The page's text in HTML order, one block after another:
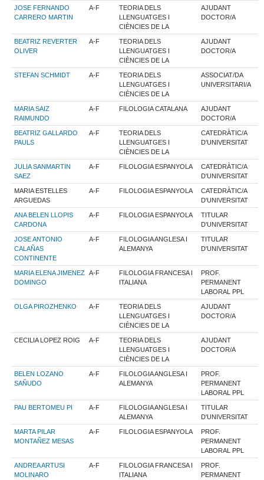
JOSE FERNANDO
CARRERO MARTIN
A-F
TEORIA DELS
LLENGUATGES I
CIÈNCIES DE LA
AJUDANT
DOCTOR/A
BEATRIZ REVERTER
OLIVER
A-F
TEORIA DELS
LLENGUATGES I
CIÈNCIES DE LA
AJUDANT
DOCTOR/A
STEFAN SCHMIDT A-F
TEORIA DELS
LLENGUATGES I
CIÈNCIES DE LA
ASSOCIAT/DA
UNIVERSITARI/A
MARIA SAIZ
RAIMUNDO
A-F FILOLOGIA CATALANA
AJUDANT
DOCTOR/A
BEATRIZ GALLARDO
PAULS
A-F
TEORIA DELS
LLENGUATGES I
CIÈNCIES DE LA
CATEDRÀTIC/A
D'UNIVERSITAT
JULIA SANMARTIN
SAEZ
A-F FILOLOGIA ESPANYOLA
CATEDRÀTIC/A
D'UNIVERSITAT
MARIA ESTELLES
ARGUEDAS
A-F FILOLOGIA ESPANYOLA
CATEDRÀTIC/A
D'UNIVERSITAT
ANA BELEN LLOPIS
CARDONA
A-F FILOLOGIA ESPANYOLA
TITULAR
D'UNIVERSITAT
JOSE ANTONIO
CALAÑAS
CONTINENTE
A-F
FILOLOGIA ANGLESA I
ALEMANYA
TITULAR
D'UNIVERSITAT
MARIA ELENA JIMENEZ
DOMINGO
A-F
FILOLOGIA FRANCESA I
ITALIANA
PROF.
PERMANENT
LABORAL PPL
OLGA PIROZHENKO A-F
TEORIA DELS
LLENGUATGES I
CIÈNCIES DE LA
AJUDANT
DOCTOR/A
CECILIA LOPEZ ROIG A-F
TEORIA DELS
LLENGUATGES I
CIÈNCIES DE LA
AJUDANT
DOCTOR/A
BELEN LOZANO
SAÑUDO
A-F
FILOLOGIA ANGLESA I
ALEMANYA
PROF.
PERMANENT
LABORAL PPL
PAU BERTOMEU PI A-F
FILOLOGIA ANGLESA I
ALEMANYA
TITULAR
D'UNIVERSITAT
MARTA PILAR
MONTAÑEZ MESAS
A-F FILOLOGIA ESPANYOLA
PROF.
PERMANENT
LABORAL PPL
ANDREA ARTUSI
MOLINARO
A-F
FILOLOGIA FRANCESA I
ITALIANA
PROF.
PERMANENT